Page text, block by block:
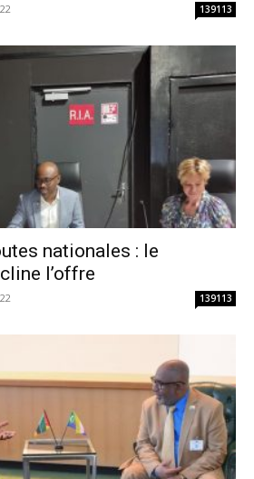
139113
nationales : le
l’offre
139113